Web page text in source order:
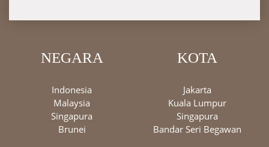
NEGARA
Indonesia
Malaysia
Singapura
Brunei
KOTA
Jakarta
Kuala Lumpur
Singapura
Bandar Seri Begawan